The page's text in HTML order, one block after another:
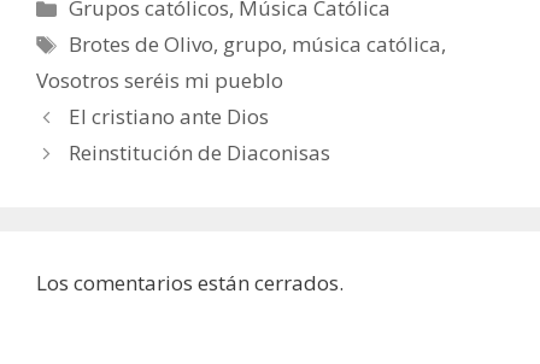
Grupos católicos, Música Católica
Etiquetas
Brotes de Olivo, grupo, música católica,
Vosotros seréis mi pueblo
El cristiano ante Dios
Reinstitución de Diaconisas
Los comentarios están cerrados.